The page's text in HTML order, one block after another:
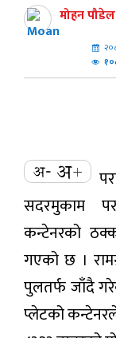
मोहन पौडेल
सदरमुकाम
कन्टेनरको
गएको छ ।
पुलतर्फ जाँदै
प्लेटको